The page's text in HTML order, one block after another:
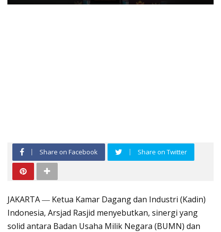
Share on Facebook Share on Twitter
JAKARTA ― Ketua Kamar Dagang dan Industri (Kadin)
Indonesia, Arsjad Rasjid menyebutkan, sinergi yang
solid antara Badan Usaha Milik Negara (BUMN) dan